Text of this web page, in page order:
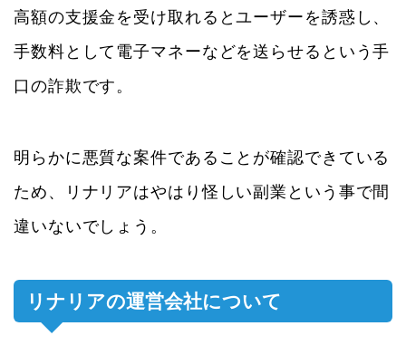
高額の支援金を受け取れるとユーザーを誘惑し、
手数料として電子マネーなどを送らせるという手
口の詐欺です。
明らかに悪質な案件であることが確認できている
ため、リナリアはやはり怪しい副業という事で間
違いないでしょう。
リナリアの運営会社について